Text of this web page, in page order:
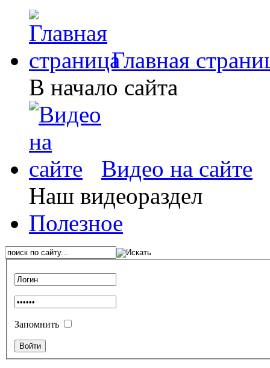
Главная
В начало сайта
Видео на сайте
Наш видеораздел
Полезное
Запомнить